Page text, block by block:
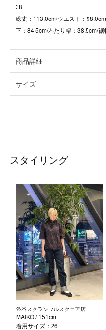
38
総丈：113.0cm/ウエスト：
下：84.5cm/わたり幅：38.5cm/
商品詳細
サイズ
スタイリング
渋谷スクランブルスクエア店
MAIKO/ 151cm
着用サイズ：26